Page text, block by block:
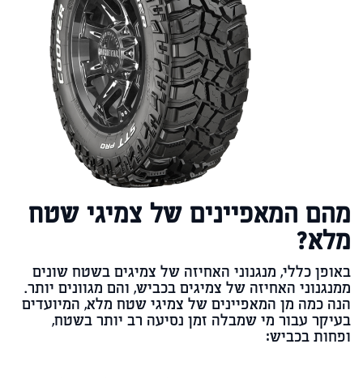
מהם המאפיינים של צמיגי שטח
מלא?
באופן כללי, מנגנוני האחיזה של צמיגים בשטח שונים
ממנגנוני האחיזה של צמיגים בכביש, והם מגוונים יותר.
הנה כמה מן המאפיינים של צמיגי שטח מלא, המיועדים
בעיקר עבור מי שמבלה זמן נסיעה רב יותר בשטח,
ופחות בכביש: